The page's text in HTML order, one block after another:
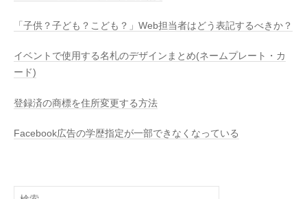
「子供？子ども？こども？」Web担当者はどう表記するべきか？
イベントで使用する名札のデザインまとめ(ネームプレート・カ
ード)
登録済の商標を住所変更する方法
Facebook広告の学歴指定が一部できなくなっている
検